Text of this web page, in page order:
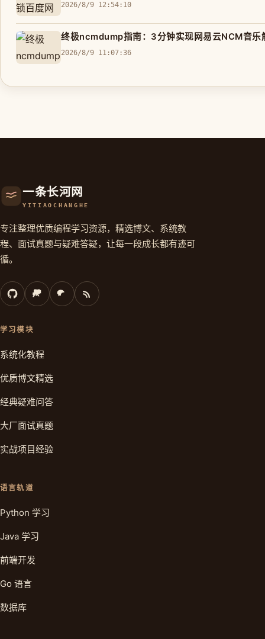
2026/8/9 12:54:10
终极ncmdump指南：3分钟实现网易云NCM音乐
2026/8/9 11:07:36
一条长河网
YITIAOCHANGHE
专注整理优质编程学习资源，精选博文、系统教
程、面试真题与疑难答疑，让每一段成长都有迹可
循。
学习模块
系统化教程
优质博文精选
经典疑难问答
大厂面试真题
实战项目经验
语言轨道
Python 学习
Java 学习
前端开发
Go 语言
数据库